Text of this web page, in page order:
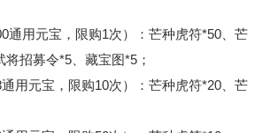
通用元宝，限购1次）：芒种虎符*50、芒
招募令*5、藏宝图*5；
用元宝，限购10次）：芒种虎符*20、芒